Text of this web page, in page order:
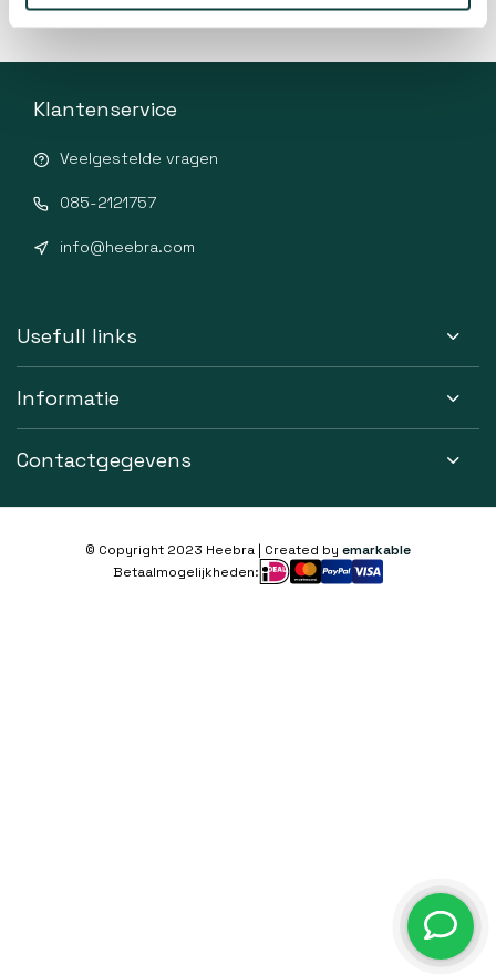
Klantenservice
Veelgestelde vragen
085-2121757
info@heebra.com
Usefull links
Informatie
Contactgegevens
© Copyright 2023 Heebra | Created by emarkable
Betaalmogelijkheden: